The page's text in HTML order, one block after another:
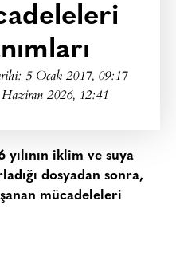
5 Ocak 2017, 09:17
2026, 12:41
yılının iklim ve suya
dosyadan sonra,
mücadeleleri